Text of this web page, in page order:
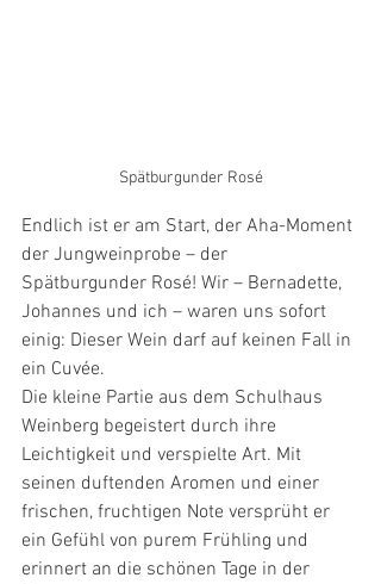
Spätburgunder Rosé
Endlich ist er am Start, der Aha-Moment
der Jungweinprobe – der
Spätburgunder Rosé! Wir – Bernadette,
Johannes und ich – waren uns sofort
einig: Dieser Wein darf auf keinen Fall in
ein Cuvée.
Die kleine Partie aus dem Schulhaus
Weinberg begeistert durch ihre
Leichtigkeit und verspielte Art. Mit
seinen duftenden Aromen und einer
frischen, fruchtigen Note versprüht er
ein Gefühl von purem Frühling und
erinnert an die schönen Tage in der